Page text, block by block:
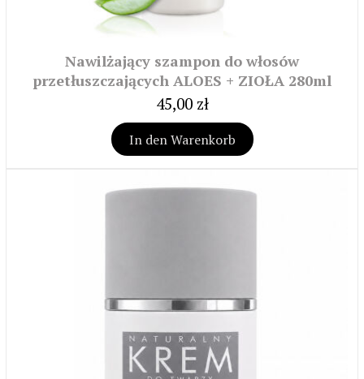
Nawilżający szampon do włosów
przetłuszczających ALOES + ZIOŁA 280ml
45,00 zł
In den Warenkorb